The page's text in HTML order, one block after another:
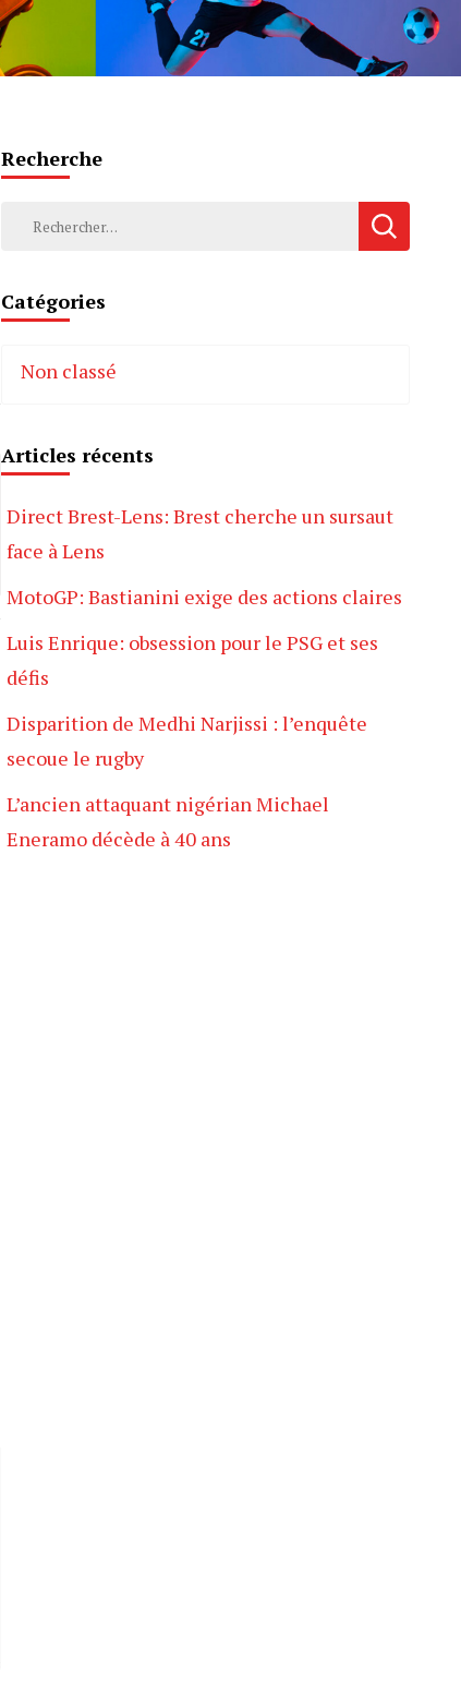
Recherche
Rechercher :
Catégories
Non classé
Articles récents
Direct Brest-Lens: Brest cherche un sursaut
face à Lens
MotoGP: Bastianini exige des actions claires
Luis Enrique: obsession pour le PSG et ses
défis
Disparition de Medhi Narjissi : l’enquête
secoue le rugby
L’ancien attaquant nigérian Michael
Eneramo décède à 40 ans